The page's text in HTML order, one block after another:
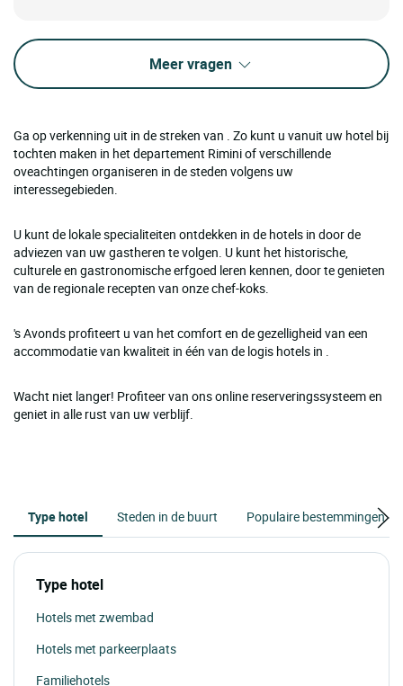
Meer vragen
Ga op verkenning uit in de streken van . Zo kunt u vanuit uw hotel bij
tochten maken in het departement Rimini of verschillende
oveachtingen organiseren in de steden volgens uw
interessegebieden.
U kunt de lokale specialiteiten ontdekken in de hotels in door de
adviezen van uw gastheren te volgen. U kunt het historische,
culturele en gastronomische erfgoed leren kennen, door te genieten
van de regionale recepten van onze chef-koks.
's Avonds profiteert u van het comfort en de gezelligheid van een
accommodatie van kwaliteit in één van de logis hotels in .
Wacht niet langer! Profiteer van ons online reserveringssysteem en
geniet in alle rust van uw verblijf.
Type hotel Steden in de buurt Populaire bestemmingen
Type hotel
Hotels met zwembad
Hotels met parkeerplaats
Familiehotels